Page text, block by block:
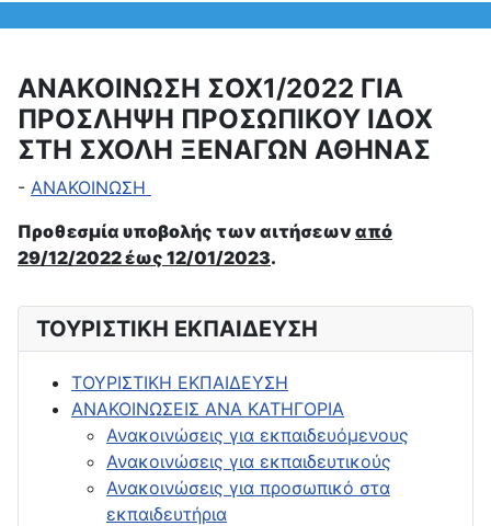
ΤΟΥΡΙΣΤΙΚΗ ΕΚΠΑΙΔΕΥΣΗ
ΤΟΥΡΙΣΤΙΚΗ ΕΚΠΑΙΔΕΥΣΗ
ΑΝΑΚΟΙΝΩΣΕΙΣ ΑΝΑ ΚΑΤΗΓΟΡΙΑ
Ανακοινώσεις για εκπαιδευόμενους
Ανακοινώσεις για εκπαιδευτικούς
Ανακοινώσεις για προσωπικό στα
εκπαιδευτήρια
ΑΝΑΚΟΙΝΩΣΗ ΣΟΧ1/2022 ΓΙΑ
ΠΡΟΣΛΗΨΗ ΠΡΟΣΩΠΙΚΟΥ ΙΔΟΧ
ΣΤΗ ΣΧΟΛΗ ΞΕΝΑΓΩΝ ΑΘΗΝΑΣ
- ΑΝΑΚΟΙΝΩΣΗ
Προθεσμία υποβολής των αιτήσεων από
29/12/2022 έως 12/01/2023.